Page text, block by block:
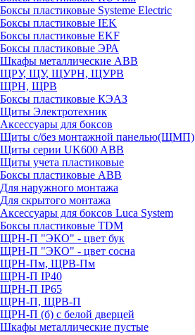
Боксы пластиковые Systeme Electric
Боксы пластиковые IEK
Боксы пластиковые EKF
Боксы пластиковые ЭРА
Шкафы металлические ABB
ЩРУ, ЩУ, ЩУРН, ЩУРВ
ЩРН, ЩРВ
Боксы пластиковые КЭАЗ
Щиты Электротехник
Аксессуары для боксов
Щиты с/без монтажной панелью(ЩМП)
Щиты серии UK600 ABB
Щиты учета пластиковые
Боксы пластиковые ABB
Для наружного монтажа
Для скрытого монтажа
Аксессуары для боксов Luca System
Боксы пластиковые TDM
ЩРН-П "ЭКО" - цвет бук
ЩРН-П "ЭКО" - цвет сосна
ЩРН-Пм, ЩРВ-Пм
ЩРН-П IP40
ЩРН-П IP65
ЩРН-П, ЩРВ-П
ЩРН-П (б) с белой дверцей
Шкафы металлические пустые